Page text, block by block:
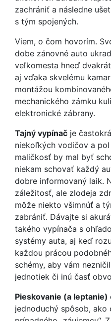
zachrániť a následne
s tým spojených.
Viem, o čom hovorím.
dobe zánovné auto
veľkomesta hneď
aj vďaka skvelému
montážou
mechanického zámku
elektronické zábrany.
Tajný vypínač je
niekoľkých vodičov a
maličkosť by mal byť
niekam schovať každý
dobre informovaný laik.
záležitosť, ale zlodeja
môže niekto všimnúť a
zabrániť. Dávajte si
takého vypínača s
systémy auta, aj keď
každou prácou
schémy, aby vám
jednotiek či inú časť
Pieskovanie (a leptanie)
jednoduchý spôsob,